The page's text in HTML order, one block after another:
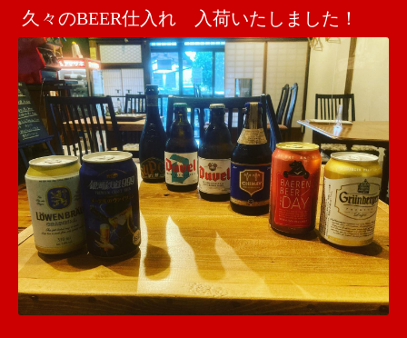
久々のBEER仕入れ 入荷いたしました！